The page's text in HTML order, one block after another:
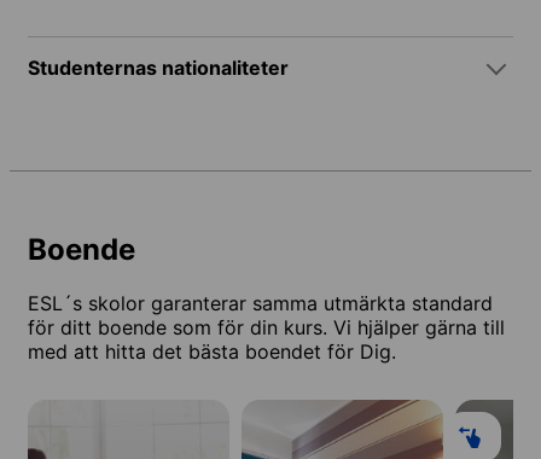
Studenternas nationaliteter
Boende
ESL´s skolor garanterar samma utmärkta standard
för ditt boende som för din kurs. Vi hjälper gärna till
med att hitta det bästa boendet för Dig.